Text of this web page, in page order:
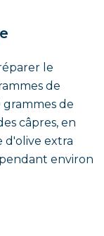
le
de
de
câpres, en
d'olive extra
environ